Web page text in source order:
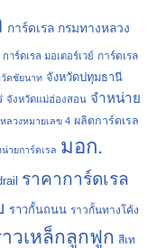
การ์ดเรล กรมทางหลวง
การ์ดเรล มอเตอร์เวย์ การ์ดเรล
วัดชัยนาท จังหวัดปทุมธานี
จังหวัดแม่ฮ่องสอน จำหน่าย
ลวงหมายเลข 4 ผลิตการ์ดเรล
ายการ์ดเรล มอก.
ราคาการ์ดเรล
ราวกั้นถนน ราวกั้นทางโค้ง
าวเหล็กลูกฟูก สีเท